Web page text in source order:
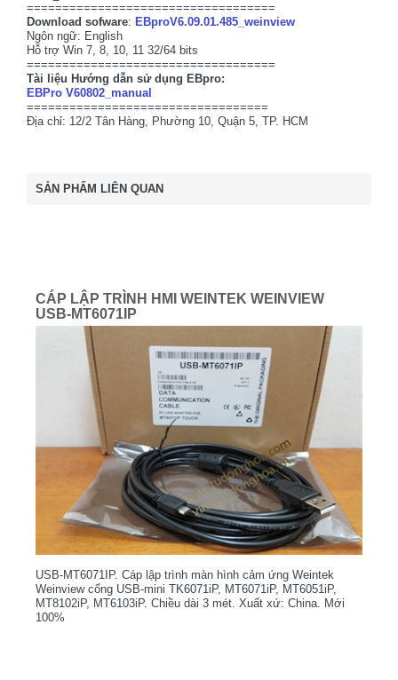
===================================
Download sofware: EBproV6.09.01.485_weinview
Ngôn ngữ: English
Hỗ trợ Win 7, 8, 10, 11 32/64 bits
===================================
Tài liệu Hướng dẫn sử dụng EBpro:
EBPro V60802_manual
==================================
Địa chỉ: 12/2 Tân Hàng, Phường 10, Quận 5, TP. HCM
SẢN PHẨM LIÊN QUAN
CÁP LẬP TRÌNH HMI WEINTEK WEINVIEW
USB-MT6071IP
USB-MT6071IP. Cáp lập trình màn hình cảm ứng Weintek
Weinview cổng USB-mini TK6071iP, MT6071iP, MT6051iP,
MT8102iP, MT6103iP. Chiều dài 3 mét. Xuất xứ: China. Mới
100%